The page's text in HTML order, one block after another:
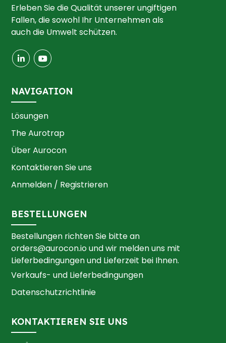
Erleben Sie die Qualität unserer ungiftigen
Fallen, die sowohl Ihr Unternehmen als
auch die Umwelt schützen.
NAVIGATION
Lösungen
The Aurotrap
Über Aurocon
Kontaktieren Sie uns
Anmelden / Registrieren
BESTELLUNGEN
Bestellungen richten Sie bitte an
orders@aurocon.iound wir melden uns mit
Lieferbedingungen und Lieferzeit bei Ihnen.
Verkaufs- und Lieferbedingungen
Datenschutzrichtlinie
KONTAKTIEREN SIE UNS